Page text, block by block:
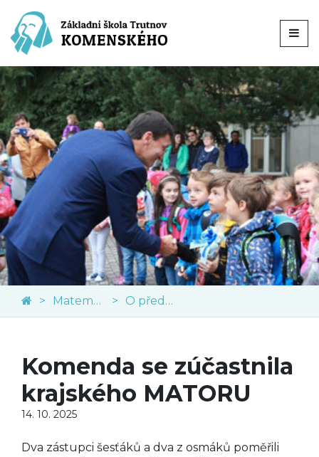
Matematika O předmětu
Komenda se zúčastnila
krajského MATORU
14. 10. 2025
Dva zástupci šesťáků a dva z osmáků poměřili